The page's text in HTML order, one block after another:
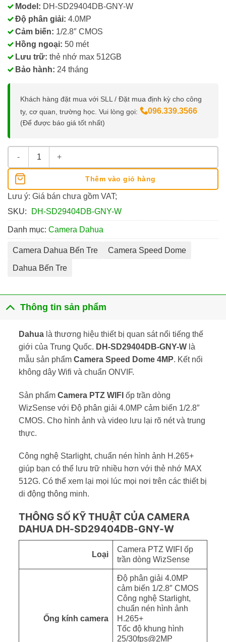
Model: DH-SD29404DB-GNY-W
Độ phân giải: 4.0MP
Cảm biến: 1/2.8″ CMOS
Hồng ngoại: 50 mét
Lưu trữ: thẻ nhớ max 512GB
Bảo hành: 24 tháng
Khách hàng đặt mua với SLL / Đặt mua định kỳ cho công
ty, cơ quan, trường học. Vui lòng gọi:
096.339.3566
(Để được báo giá tốt nhất)
Camera Speed Dome Dahua 4MP Wifi, Chuẩn ONVIF số lượng
Thêm vào giỏ hàng
Lưu ý: Giá bán chưa gồm VAT;
SKU:
DH-SD29404DB-GNY-W
Danh mục: Camera Dahua
Camera Dahua Bến Tre Camera Speed Dome
Dahua Bến Tre
Thông tin sản phẩm
Dahualà thương hiệu thiết bị quan sát nổi tiếng thế
giới của Trung Quốc. DH-SD29404DB-GNY-W là
mẫu sản phẩm Camera Speed Dome 4MP. Kết nối
không dây Wifi và chuẩn ONVIF.
Sản phẩm Camera PTZ WIFI ốp trần dòng
WizSense với Độ phân giải 4.0MP cảm biến 1/2.8″
CMOS. Cho hình ảnh và video lưu lại rõ nét và trung
thực.
Công nghệ Starlight, chuẩn nén hình ảnh H.265+
giúp bạn có thể lưu trữ nhiều hơn với thẻ nhớ MAX
512G. Có thể xem lại mọi lúc mọi nơi trên các thiết bị
di động thông minh.
THÔNG SỐ KỸ THUẬT CỦA CAMERA
DAHUA DH-SD29404DB-GNY-W
Loại
Camera PTZ WIFI ốp
trần dòng WizSense
Ống kính camera
Độ phân giải 4.0MP
cảm biến 1/2.8″ CMOS
Công nghệ Starlight,
chuẩn nén hình ảnh
H.265+
Tốc độ khung hình
25/30fps@2MP